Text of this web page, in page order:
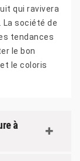
qui ravivera
La société de
tendances
le bon
le coloris
à